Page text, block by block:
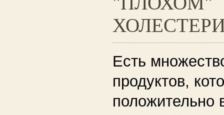
Есть
продуктов,
положительно